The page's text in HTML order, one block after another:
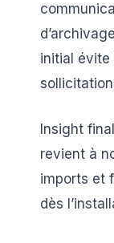
initial évite
Insight
revient à
imports et
dès